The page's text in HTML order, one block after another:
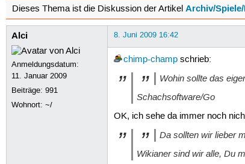
Dieses Thema ist die Diskussion der Artikel Archiv/
Alci
Anmeldungsdatum:
11. Januar 2009
Beiträge:991
Wohnort: ~/
8. Juni 2009 16:42
chimp-champschrieb:
Wohin sollte das
Schachsoftware/Go
OK, ich sehe da immer noch
Da sollten wir lieber
Wikianer sind wir alle, Du